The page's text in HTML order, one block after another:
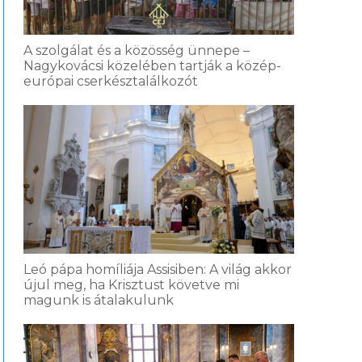
A szolgálat és a közösség ünnepe –
Nagykovácsi közelében tartják a közép-
európai cserkésztalálkozót
Leó pápa homíliája Assisiben: A világ akkor
újul meg, ha Krisztust követve mi
magunk is átalakulunk